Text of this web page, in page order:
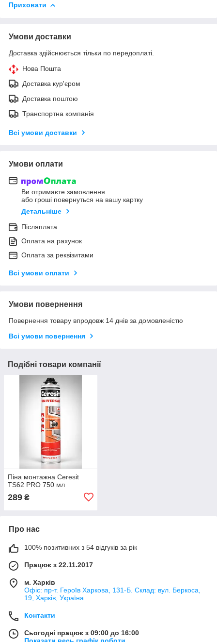
Приховати
Умови доставки
Доставка здійснюється тільки по передоплаті.
Нова Пошта
Доставка кур'єром
Доставка поштою
Транспортна компанія
Всі умови доставки
Умови оплати
Ви отримаєте замовлення
або гроші повернуться на вашу картку
Детальніше
Післяплата
Оплата на рахунок
Оплата за реквізитами
Всі умови оплати
Умови повернення
Повернення товару впродовж 14 днів за домовленістю
Всі умови повернення
Подібні товари компанії
Піна монтажна Ceresit
TS62 PRO 750 мл
289 ₴
Про нас
100% позитивних з 54 відгуків за рік
Працює з 22.11.2017
м. Харків
Офіс: пр-т. Героїв Харкова, 131-Б. Склад: вул. Беркоса,
19, Харків, Україна
Контакти
Сьогодні працює з 09:00 до 16:00